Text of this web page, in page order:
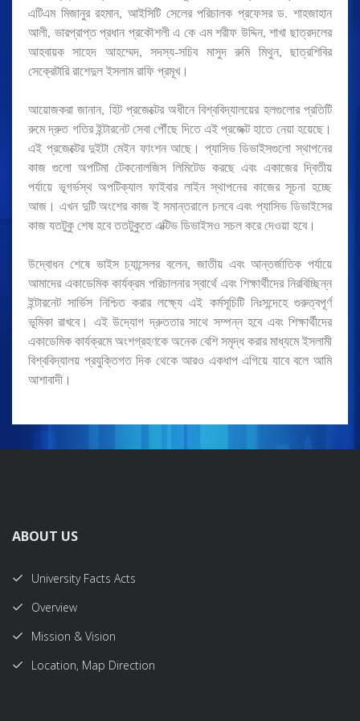
এটিএম মিজানুর রহমান, আইসিটি সেলের পরিচালক প্রফেসর ড. শাহজাহান
আলী, ভারপ্রাপ্ত প্রধান প্রকৌশলী এ কে এম শরীফ উদ্দিন, শাখা ছাত্রদলের
আহবায়ক সাহেদ আহম্মেদ, সদস্য-সচিব মাসুদ রুমি মিথুন, ছাত্রশিবির
সেক্রেটারি রাশেদুল ইসলাম রাফি প্রমূখ।
আয়োজকরা জানান, হিট প্রজেক্টের অধীনে বিশ্ববিদ্যালয়ের হলগুলোর প্রতিটি
রুমে দ্রুত গতির ইন্টারনেট সেবা পৌঁছে দিতে এই প্রজেক্ট হাতে নেয়া হয়েছে।
এই প্রজেক্টের দুইটা মেইন ফাংশন আছে। প্যাসিভ ডিভাইসগুলো স্থাপনের
কাজ গুলো অপটিমা টেকনোলজিস লিমিটেড করছে এবং একাজের দ্বিতীয়
পর্যায়ে ভূগর্ভস্থ অপটিক্যাল ফাইবার লাইন স্থাপনের কাজের সূচনা হচ্ছে
আজ। এখন দুটি অংশের কাজ ই সমান্তরালে চলবে এবং প্যাসিভ ডিভাইসের
কাজ যতটুকু শেষ হবে ততটুকুতে এক্টিভ ডিভাইসও সচল করে দেওয়া হবে।
উদ্বোধন শেষে ভাইস চ্যান্সেলর বলেন, জাতীয় এবং আন্তর্জাতিক পর্যায়ে
আমাদের একাডেমিক কার্যক্রম পরিচালনার স্বার্থে এবং শিক্ষার্থীদের নিরবিচ্ছিন্ন
ইন্টারনেট সার্ভিস নিশ্চিত করার লক্ষ্যে এই কর্মসূচিটি নিঃসন্দেহে গুরুত্বপূর্ণ
ভূমিকা রাখবে। এই উদ্যোগ দ্রুততার সাথে সম্পন্ন হবে এবং শিক্ষার্থীদের
একাডেমিক কার্যক্রমে অংশগ্রহণকে অনেক বেশি সমৃদ্ধ করার মাধ্যমে ইসলামী
বিশ্ববিদ্যালয় প্রযুক্তিগত দিক থেকে আরও একধাপ এগিয়ে যাবে বলে আমি
আশাবাদী।
ABOUT US
University Facts Acts
Overview
Mission & Vision
Location, Map Direction